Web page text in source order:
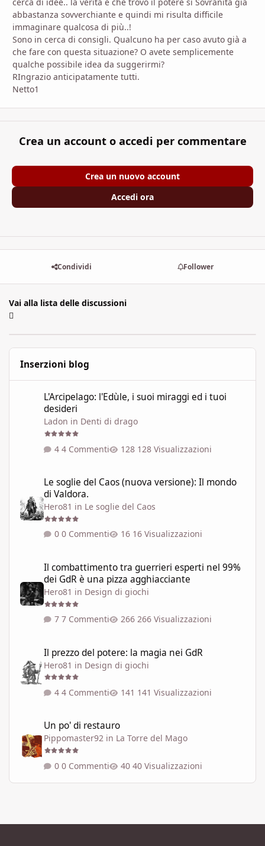
abbastanza sovverchiante e quindi mi risulta difficile
immaginare qualcosa di più..!
Sono in cerca di consigli. Qualcuno ha per caso avuto già a
che fare con questa situazione? O avete semplicemente
qualche possibile idea da suggerirmi?
RIngrazio anticipatamente tutti.
Netto1
Crea un account o accedi per commentare
Crea un nuovo account
Accedi ora
Condividi Follower
Vai alla lista delle discussioni
Inserzioni blog
L'Arcipelago: l'Edùle, i suoi miraggi ed i tuoi
desideri
Ladon in Denti di drago
4 Commenti 128 Visualizzazioni
Le soglie del Caos (nuova versione): Il mondo
di Valdora.
Hero81 in Le soglie del Caos
0 Commenti 16 Visualizzazioni
Il combattimento tra guerrieri esperti nel 99%
dei GdR è una pizza agghiacciante
Hero81 in Design di giochi
7 Commenti 266 Visualizzazioni
Il prezzo del potere: la magia nei GdR
Hero81 in Design di giochi
4 Commenti 141 Visualizzazioni
Un po' di restauro
Pippomaster92 in La Torre del Mago
0 Commenti 40 Visualizzazioni